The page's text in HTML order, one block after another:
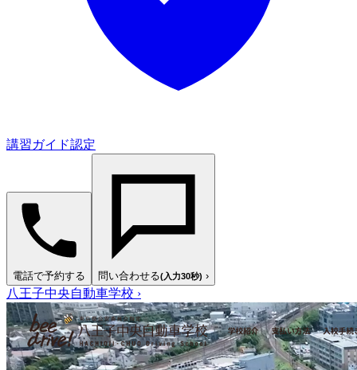
講習ガイド認定
電話で予約する 問い合わせる(入力30秒) ›
八王子中央自動車学校 ›